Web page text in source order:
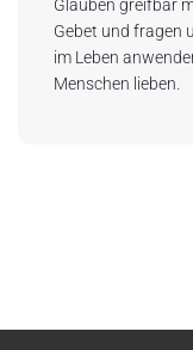
Glauben greifbar
Gebet und fragen
im Leben
Menschen lieben.